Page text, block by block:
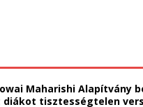
Maharishi Alapítvány
diákot tisztességtelen